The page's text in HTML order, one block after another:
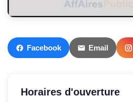
Facebook Email
Horaires d'ouverture